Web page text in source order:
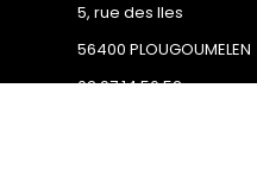
5, rue des Iles
56400 PLOUGOUMELEN
02 97 14 56 52